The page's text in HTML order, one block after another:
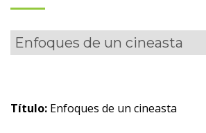
Enfoques de un cineasta
Título: Enfoques de un cineasta